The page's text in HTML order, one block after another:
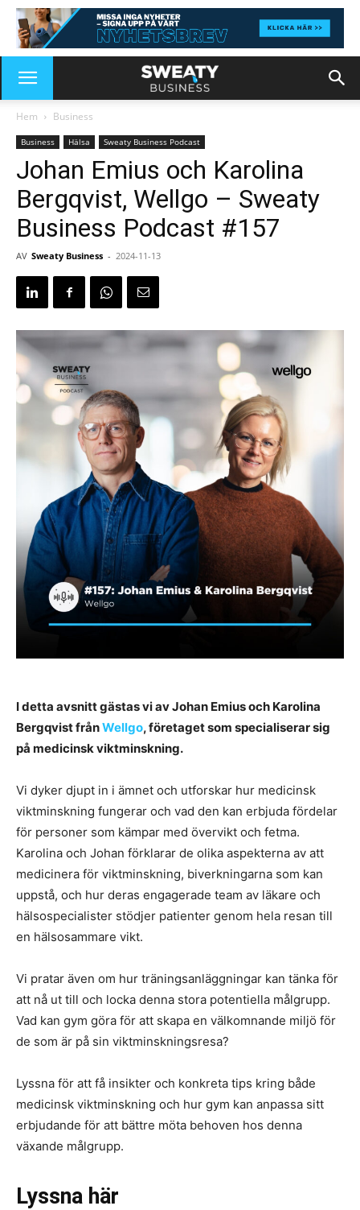
Hem Business
Business Hälsa Sweaty Business Podcast
Johan Emius och Karolina
Bergqvist, Wellgo – Sweaty
Business Podcast #157
AV Sweaty Business - 2024-11-13
I detta avsnitt gästas vi av Johan Emius och Karolina
Bergqvist frånWellgo, företaget som specialiserar sig
på medicinsk viktminskning.
Vi dyker djupt in i ämnet och utforskar hur medicinsk
viktminskning fungerar och vad den kan erbjuda fördelar
för personer som kämpar med övervikt och fetma.
Karolina och Johan förklarar de olika aspekterna av att
medicinera för viktminskning, biverkningarna som kan
uppstå, och hur deras engagerade team av läkare och
hälsospecialister stödjer patienter genom hela resan till
en hälsosammare vikt.
Vi pratar även om hur träningsanläggningar kan tänka för
att nå ut till och locka denna stora potentiella målgrupp.
Vad kan gym göra för att skapa en välkomnande miljö för
de som är på sin viktminskningsresa?
Lyssna för att få insikter och konkreta tips kring både
medicinsk viktminskning och hur gym kan anpassa sitt
erbjudande för att bättre möta behoven hos denna
växande målgrupp.
Lyssna här